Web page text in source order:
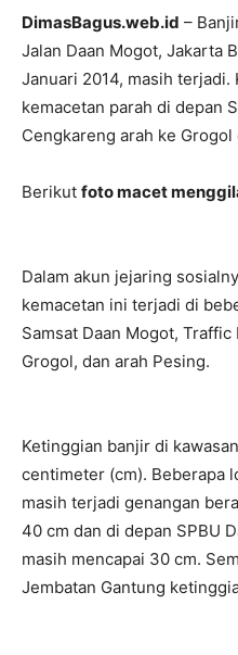
DimasBagus.web.id –
Jalan Daan Mogot, Jakarta
Januari 2014, masih terjadi.
kemacetan parah di depan
Cengkareng arah ke
Berikut foto macet
Dalam akun jejaring
kemacetan ini terjadi di
Samsat Daan Mogot,
Grogol, dan arah Pesing.
Ketinggian banjir di
centimeter (cm). Beberapa
masih terjadi genangan
40 cm dan di depan SPBU
masih mencapai 30 cm.
Jembatan Gantung